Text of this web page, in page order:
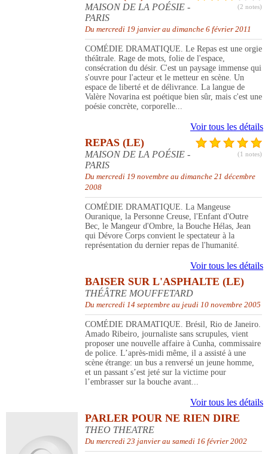
(2 notes)
MAISON DE LA POÉSIE -
PARIS
Du mercredi 19 janvier au dimanche 6 février 2011
COMÉDIE DRAMATIQUE. Le Repas est une orgie
théâtrale. Rage de mots, folie de l'espace,
consécration du désir. C'est un paysage immense qui
s'ouvre pour l'acteur et le metteur en scène. Un
espace de liberté et de délivrance. La langue de
Valère Novarina est poétique bien sûr, mais c'est une
poésie concrète, corporelle...
Voir tous les détails
(1 notes)
REPAS (LE)
MAISON DE LA POÉSIE -
PARIS
Du mercredi 19 novembre au dimanche 21 décembre
2008
COMÉDIE DRAMATIQUE. La Mangeuse
Ouranique, la Personne Creuse, l'Enfant d'Outre
Bec, le Mangeur d'Ombre, la Bouche Hélas, Jean
qui Dévore Corps convient le spectateur à la
représentation du dernier repas de l'humanité.
Voir tous les détails
BAISER SUR L'ASPHALTE (LE)
THÉÂTRE MOUFFETARD
Du mercredi 14 septembre au jeudi 10 novembre 2005
COMÉDIE DRAMATIQUE. Brésil, Rio de Janeiro.
Amado Ribeiro, journaliste sans scrupules, vient
proposer une nouvelle affaire à Cunha, commissaire
de police. L’après-midi même, il a assisté à une
scène étrange: un bus a renversé un jeune homme,
et un passant s’est jeté sur la victime pour
l’embrasser sur la bouche avant...
Voir tous les détails
PARLER POUR NE RIEN DIRE
THEO THEATRE
Du mercredi 23 janvier au samedi 16 février 2002